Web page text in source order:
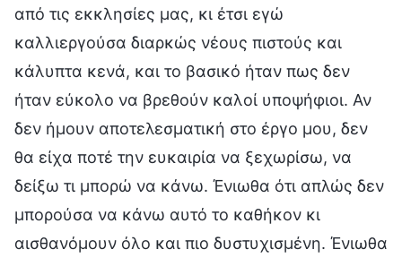
από τις εκκλησίες μας, κι έτσι εγώ
καλλιεργούσα διαρκώς νέους πιστούς και
κάλυπτα κενά, και το βασικό ήταν πως δεν
ήταν εύκολο να βρεθούν καλοί υποψήφιοι. Αν
δεν ήμουν αποτελεσματική στο έργο μου, δεν
θα είχα ποτέ την ευκαιρία να ξεχωρίσω, να
δείξω τι μπορώ να κάνω. Ένιωθα ότι απλώς δεν
μπορούσα να κάνω αυτό το καθήκον κι
αισθανόμουν όλο και πιο δυστυχισμένη. Ένιωθα